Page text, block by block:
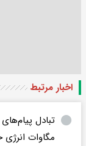
اخبار مرتبط
مگاوات انرژی